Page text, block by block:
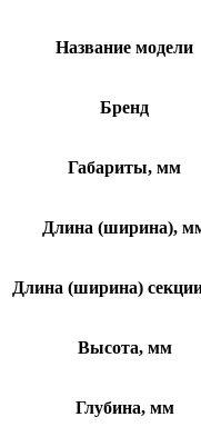
Название модели
Бренд
Габариты, мм
Длина (ширина),
Длина (ширина)
Высота, мм
Глубина, мм